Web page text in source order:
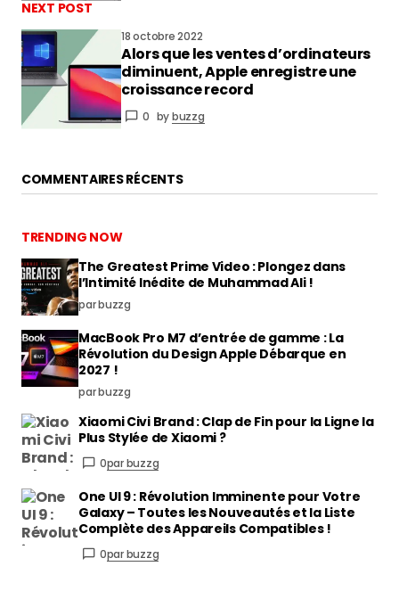
NEXT POST
18 octobre 2022
Alors que les ventes d’ordinateurs
diminuent, Apple enregistre une
croissance record
0 bybuzzg
COMMENTAIRES RÉCENTS
TRENDING NOW
The Greatest Prime Video : Plongez dans
l’Intimité Inédite de Muhammad Ali !
par buzzg
MacBook Pro M7 d’entrée de gamme : La
Révolution du Design Apple Débarque en
2027 !
par buzzg
Xiaomi Civi Brand : Clap de Fin pour la Ligne la
Plus Stylée de Xiaomi ?
0par buzzg
One UI 9 : Révolution Imminente pour Votre
Galaxy – Toutes les Nouveautés et la Liste
Complète des Appareils Compatibles !
0par buzzg